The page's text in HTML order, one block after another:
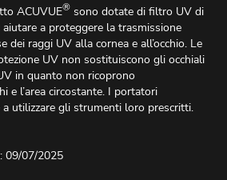
ACUVUE® sono dotate di filtro UV di
a proteggere la trasmissione
dei raggi UV alla cornea e all’occhio. Le
UV non sostituiscono gli occhiali
in quanto non ricoprono
e l’area circostante. I portatori
utilizzare gli strumenti loro prescritti.
09/07/2025